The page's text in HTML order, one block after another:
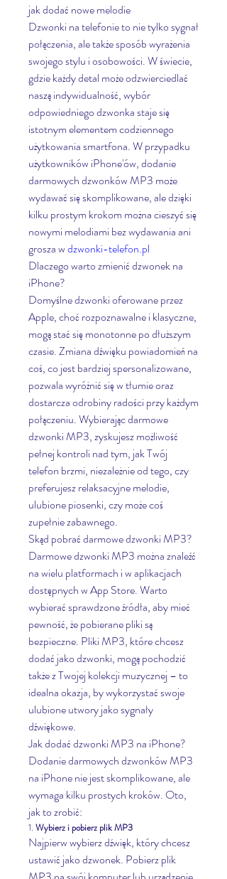
jak dodać nowe melodie
Dzwonki na telefonie to nie tylko sygnał
połączenia, ale także sposób wyrażenia
swojego stylu i osobowości. W świecie,
gdzie każdy detal może odzwierciedlać
naszą indywidualność, wybór
odpowiedniego dzwonka staje się
istotnym elementem codziennego
użytkowania smartfona. W przypadku
użytkowników iPhone'ów, dodanie
darmowych dzwonków MP3 może
wydawać się skomplikowane, ale dzięki
kilku prostym krokom można cieszyć się
nowymi melodiami bez wydawania ani
grosza w dzwonki-telefon.pl
Dlaczego warto zmienić dzwonek na
iPhone?
Domyślne dzwonki oferowane przez
Apple, choć rozpoznawalne i klasyczne,
mogą stać się monotonne po dłuższym
czasie. Zmiana dźwięku powiadomień na
coś, co jest bardziej spersonalizowane,
pozwala wyróżnić się w tłumie oraz
dostarcza odrobiny radości przy każdym
połączeniu. Wybierając darmowe
dzwonki MP3, zyskujesz możliwość
pełnej kontroli nad tym, jak Twój
telefon brzmi, niezależnie od tego, czy
preferujesz relaksacyjne melodie,
ulubione piosenki, czy może coś
zupełnie zabawnego.
Skąd pobrać darmowe dzwonki MP3?
Darmowe dzwonki MP3 można znaleźć
na wielu platformach i w aplikacjach
dostępnych w App Store. Warto
wybierać sprawdzone źródła, aby mieć
pewność, że pobierane pliki są
bezpieczne. Pliki MP3, które chcesz
dodać jako dzwonki, mogą pochodzić
także z Twojej kolekcji muzycznej – to
idealna okazja, by wykorzystać swoje
ulubione utwory jako sygnały
dźwiękowe.
Jak dodać dzwonki MP3 na iPhone?
Dodanie darmowych dzwonków MP3
na iPhone nie jest skomplikowane, ale
wymaga kilku prostych kroków. Oto,
jak to zrobić:
1. Wybierz i pobierz plik MP3
Najpierw wybierz dźwięk, który chcesz
ustawić jako dzwonek. Pobierz plik